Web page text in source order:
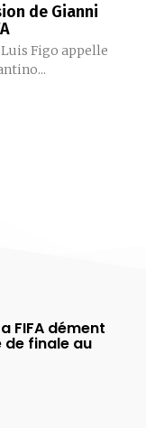
FIFA dément
finale au